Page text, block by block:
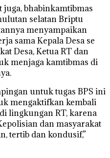
juga, bhabinkamtibmas
selatan Briptu
menyampaikan
sama Kepala Desa se
Desa, Ketua RT dan
menjaga kamtibmas di
untuk tugas BPS ini
mengaktifkan kembali
lingkungan RT, karena
dan masyarakat
tertib dan kondusif,”